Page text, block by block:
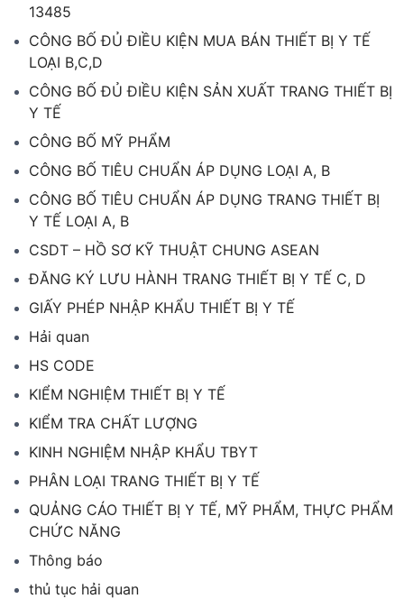
13485
CÔNG BỐ ĐỦ ĐIỀU KIỆN MUA BÁN THIẾT BỊ Y TẾ
LOẠI B,C,D
CÔNG BỐ ĐỦ ĐIỀU KIỆN SẢN XUẤT TRANG THIẾT BỊ
Y TẾ
CÔNG BỐ MỸ PHẨM
CÔNG BỐ TIÊU CHUẨN ÁP DỤNG LOẠI A, B
CÔNG BỐ TIÊU CHUẨN ÁP DỤNG TRANG THIẾT BỊ
Y TẾ LOẠI A, B
CSDT – HỒ SƠ KỸ THUẬT CHUNG ASEAN
ĐĂNG KÝ LƯU HÀNH TRANG THIẾT BỊ Y TẾ C, D
GIẤY PHÉP NHẬP KHẨU THIẾT BỊ Y TẾ
Hải quan
HS CODE
KIỂM NGHIỆM THIẾT BỊ Y TẾ
KIỂM TRA CHẤT LƯỢNG
KINH NGHIỆM NHẬP KHẨU TBYT
PHÂN LOẠI TRANG THIẾT BỊ Y TẾ
QUẢNG CÁO THIẾT BỊ Y TẾ, MỸ PHẨM, THỰC PHẨM
CHỨC NĂNG
Thông báo
thủ tục hải quan